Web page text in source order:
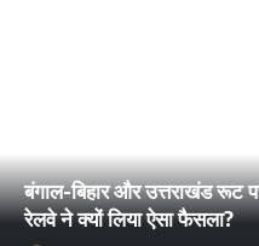
बंगाल-बिहार और उत्तराखंड रूट
रेलवे ने क्यों लिया ऐसा फैसला?